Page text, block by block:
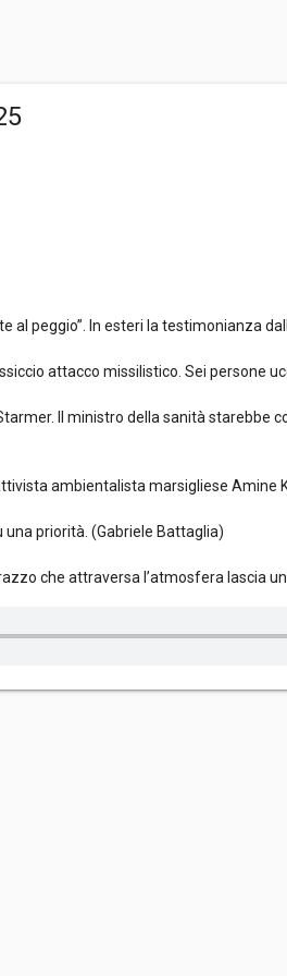
al peggio”. In esteri la testimonianza
attacco missilistico. Sei persone
Il ministro della sanità
ambientalista marsigliese Amine
una priorità. (Gabriele Battaglia)
che attraversa l’atmosfera lascia